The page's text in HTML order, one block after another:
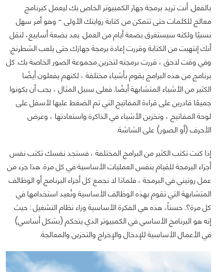
بالفعل. أنت تريد برمجة جهاز الكمبيوتر الخاص بك ليعمل كبرنامج
معالج للكلمات حتى تتمكن من كتابة روايتك الأولى - وهو أمر سهل
نسبيًا ولكنه سيستغرق بضعة أيام من العمل. بعد بضعة أسابيع، لنقل
أنك إنتهيت من الكتابة وقررت إعادة برمجة جهازك حتى يلعب الشطرنج.
وفي وقت لاحق ، قررت برمجته لتخزين مجموعة الصور الخاصة بك. كل
برنامج من هذه البرامج يقوم بأشياء مختلفة ، لكنهم يفعلون أيضًا
الكثير من الأشياء المتشابهة أيضًا. فعلى سبيل المثال ، يجب أن يكونوا
جميعًا قادرين على قراءة المفاتيح التي تم الضغط عليها لأسفل على
لوحة المفاتيح ، وتخزين الأشياء في الذاكرة واستعادتها ، وعرض
الأحرف (أو الصور) على الشاشة.
إذا كنت تكتب الكثير من البرامج المختلفة ، فستجد نفسك تكتب نفس
أجزاء البرمجة للقيام بنفس العمليات الأساسية في كل مرة. هذا جزء من
عمل روتيني في البرمجة ، فلماذا لا نجمع كل أجزاء البرنامج أو الوظائف
المتشابهة التي تقوم بهذه الوظائف الأساسية ونُعيد استخدامها في
كل مرة؟. حسناً، هذه هي الفكرة الأساسية وراء نظام التشغيل : حيث
إنه هو البرنامج الأساسي في الكمبيوتر الذي يتحكم (بشكل أساسي)
في الأعمال الأساسية للإدخال والإخراج والتخزين والمعالجة.